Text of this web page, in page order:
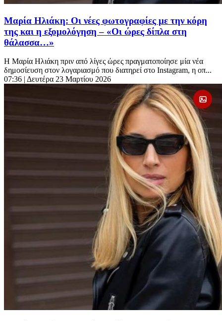
Μαρία Ηλιάκη: Οι νέες φωτογραφίες με την κόρη
της και η εξομολόγηση – «Οι ώρες δίπλα στη
θάλασσα…»
Η Μαρία Ηλιάκη πριν από λίγες ώρες πραγματοποίησε μία νέα
δημοσίευση στον λογαριασμό που διατηρεί στο Instagram, η οπ...
07:36 | Δευτέρα 23 Μαρτίου 2026